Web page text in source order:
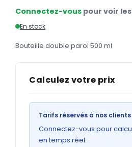
Chemises
Pochettes administratives
Tampons
Liasses
Carnets
GRAND FORMAT
Posters
Connectez-vous pour voir
En stock
Bouteille double paroi 500 ml
Calculez votre prix
Tarifs réservés à nos clients
Connectez-vous pour
en temps réel.